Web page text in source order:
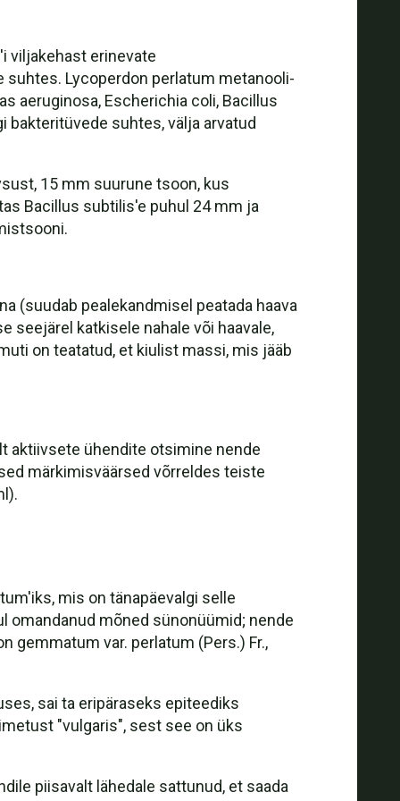
viljakehast erinevate
Lycoperdon perlatum metanooli-
aeruginosa, Escherichia coli, Bacillus
bakteritüvede suhtes, välja arvatud
15 mm suurune tsoon, kus
Bacillus subtilis'e puhul 24 mm ja
(suudab pealekandmisel peatada haava
seejärel katkisele nahale või haavale,
on teatatud, et kiulist massi, mis jääb
aktiivsete ühendite otsimine nende
märkimisväärsed võrreldes teiste
mis on tänapäevalgi selle
omandanud mõned sünonüümid; nende
gemmatum var. perlatum (Pers.) Fr.,
sai ta eripäraseks epiteediks
"vulgaris", sest see on üks
piisavalt lähedale sattunud, et saada